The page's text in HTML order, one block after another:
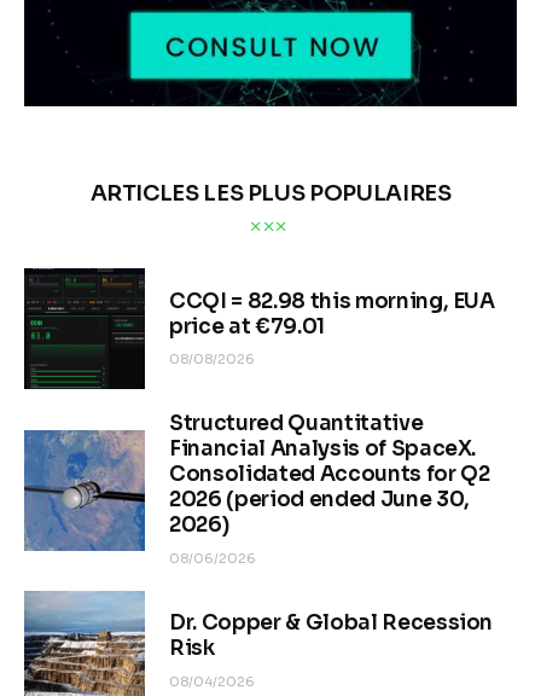
ARTICLES LES PLUS POPULAIRES
CCQI = 82.98 this morning, EUA
price at €79.01
08/08/2026
Structured Quantitative
Financial Analysis of SpaceX.
Consolidated Accounts for Q2
2026 (period ended June 30,
2026)
08/06/2026
Dr. Copper & Global Recession
Risk
08/04/2026